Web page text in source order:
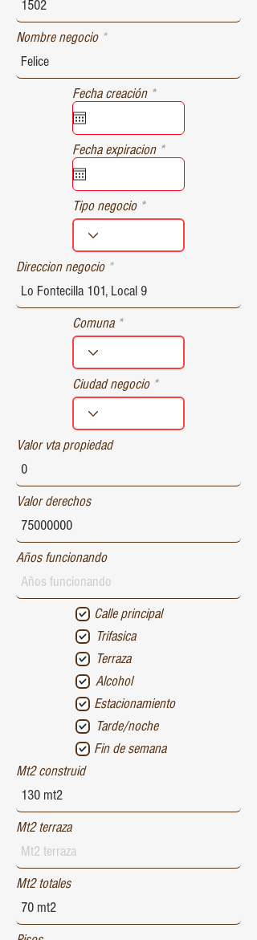
Nombre negocio
Fecha creación *r
e
u
i
d
Fecha expiracion *r
e
u
r
d
Tipo negocio
Direccion negocio
Comuna
Ciudad negocio
Valor vta propiedad
Valor derechos
Años funcionando
Calle principal
Trifasica
Terraza
Alcohol
Estacionamiento
Tarde/noche
Fin de semana
Mt2 construid
Mt2 terraza
Mt2 totales